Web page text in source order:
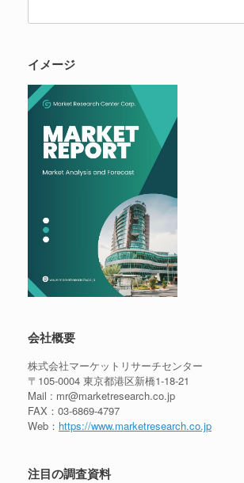
イメージ
会社概要
株式会社マーケットリサーチセンター
〒105-0004 東京都港区新橋1-18-21
Mail : mr@marketresearch.co.jp
FAX：03-6869-4797
Web： https://www.marketresearch.co.jp
注目の調査資料